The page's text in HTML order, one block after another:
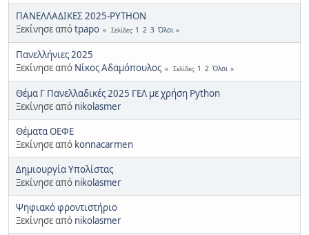
ΠΑΝΕΛΛΑΔΙΚΕΣ 2025-PYTHON
Ξεκίνησε απόtpapo Σελίδες 1 2 3 Όλοι
Πανελλήνιες 2025
Ξεκίνησε από Νίκος Αδαμόπουλος Σελίδες 1 2 Όλοι
Θέμα Γ Πανελλαδικές 2025 ΓΕΛ με χρήση Python
Ξεκίνησε από nikolasmer
Θέματα ΟΕΦΕ
Ξεκίνησε από konnacarmen
Δημιουργία Υπολίστας
Ξεκίνησε από nikolasmer
Ψηφιακό φροντιστήριο
Ξεκίνησε από nikolasmer